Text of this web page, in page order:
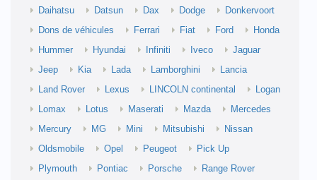
Daihatsu
Datsun Dax Dodge
Donkervoort
Dons de véhicules
Ferrari Fiat Ford
Honda
Hummer
Hyundai Infiniti Iveco
Jaguar
Jeep
Kia Lada Lamborghini
Lancia
Land Rover
Lexus LINCOLN continental
Logan
Lomax
Lotus Maserati Mazda
Mercedes
Mercury
MG Mini Mitsubishi
Nissan
Oldsmobile
Opel Peugeot
Pick Up
Plymouth
Pontiac Porsche
Range Rover